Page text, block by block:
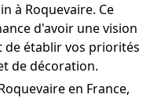
à Roquevaire. Ce
d'avoir une vision
de établir vos priorités
de décoration.
en France,